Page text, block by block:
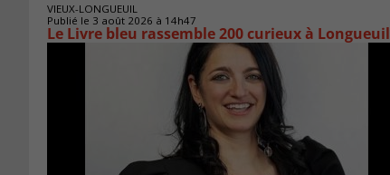
VIEUX-LONGUEUIL
Publié le 3 août 2026 à 14h47
Le Livre bleu rassemble 200 curieux à Longueuil